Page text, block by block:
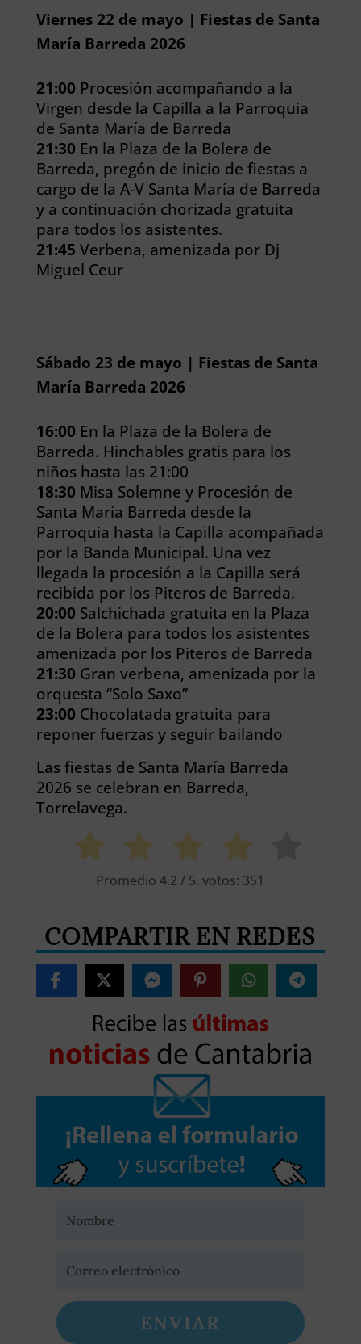
Viernes 22 de mayo | Fiestas de Santa
María Barreda 2026
21:00 Procesión acompañando a la
Virgen desde la Capilla a la Parroquia
de Santa María de Barreda
21:30 En la Plaza de la Bolera de
Barreda, pregón de inicio de fiestas a
cargo de la A-V Santa María de Barreda
y a continuación chorizada gratuita
para todos los asistentes.
21:45 Verbena, amenizada por Dj
Miguel Ceur
Sábado 23 de mayo | Fiestas de Santa
María Barreda 2026
16:00 En la Plaza de la Bolera de
Barreda. Hinchables gratis para los
niños hasta las 21:00
18:30 Misa Solemne y Procesión de
Santa María Barreda desde la
Parroquia hasta la Capilla acompañada
por la Banda Municipal. Una vez
llegada la procesión a la Capilla será
recibida por los Piteros de Barreda.
20:00 Salchichada gratuita en la Plaza
de la Bolera para todos los asistentes
amenizada por los Piteros de Barreda
21:30 Gran verbena, amenizada por la
orquesta “Solo Saxo”
23:00 Chocolatada gratuita para
reponer fuerzas y seguir bailando
Las fiestas de Santa María Barreda
2026 se celebran en Barreda,
Torrelavega.
Promedio4.2 / 5. votos: 351
COMPARTIR EN REDES
ENVIAR